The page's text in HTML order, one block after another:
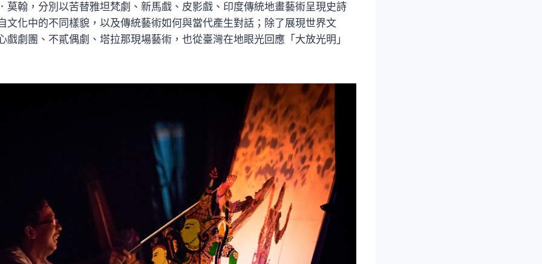
莫翰，分別以苦替雅坦梵劇、新馬戲、皮影戲、印度傳統地畫藝術呈現史詩
文化中的不同樣貌，以及傳統藝術如何與當代產生對話；除了展現世界文
戲劇團、不貳偶劇、塔拉那現場藝術，也從臺灣在地眼光回應「大放光明」